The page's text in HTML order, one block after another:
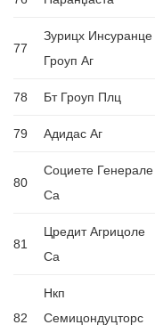
77
Зурицх Инсуранце
Гроуп Аг
78 Бт Гроуп Плц
79 Адидас Аг
80
Социете Генерале
Са
81
Цредит Агрицоле
Са
82
Нкп
Семицондуцторс